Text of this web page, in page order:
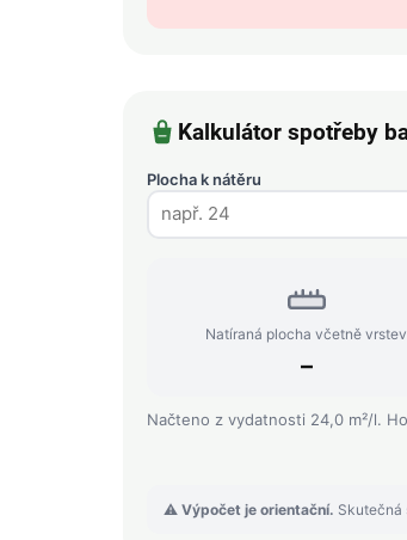
Kalkulátor spotřeby
Plocha k nátěru
Natíraná plocha včetně vrstev
–
Načteno z vydatnosti 24,0 m²/l.
⚠️ Výpočet je orientační. Skutečná